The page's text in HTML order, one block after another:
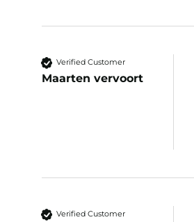
Verified Customer
Maarten vervoort
Verified Customer